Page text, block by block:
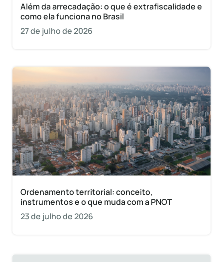
Além da arrecadação: o que é extrafiscalidade e
como ela funciona no Brasil
27 de julho de 2026
Ordenamento territorial: conceito,
instrumentos e o que muda com a PNOT
23 de julho de 2026